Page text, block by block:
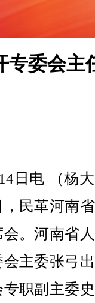
专委会主
电 （杨大
民革河南
。河南省
主委张弓
职副主委